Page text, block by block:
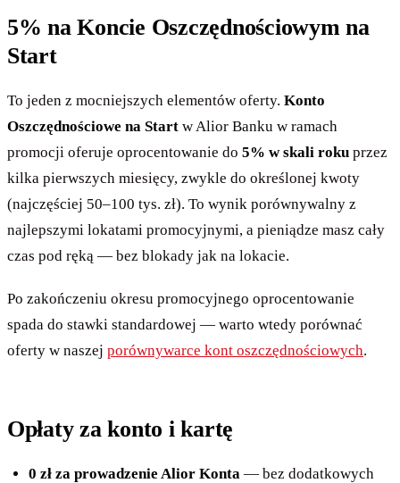
5% na Koncie Oszczędnościowym na
Start
To jeden z mocniejszych elementów oferty. Konto
Oszczędnościowe na Start w Alior Banku w ramach
promocji oferuje oprocentowanie do 5% w skali roku przez
kilka pierwszych miesięcy, zwykle do określonej kwoty
(najczęściej 50–100 tys. zł). To wynik porównywalny z
najlepszymi lokatami promocyjnymi, a pieniądze masz cały
czas pod ręką — bez blokady jak na lokacie.
Po zakończeniu okresu promocyjnego oprocentowanie
spada do stawki standardowej — warto wtedy porównać
oferty w naszej porównywarce kont oszczędnościowych.
Opłaty za konto i kartę
0 zł za prowadzenie Alior Konta — bez dodatkowych